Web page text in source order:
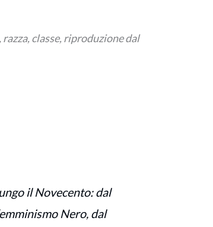
classe, riproduzione dal
il Novecento: dal
Nero, dal